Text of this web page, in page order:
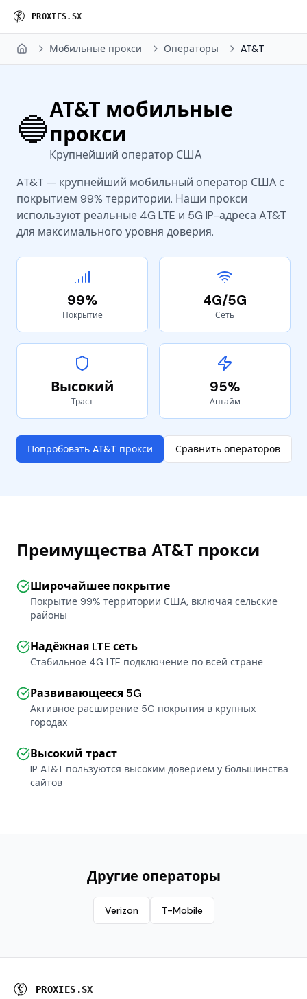
PROXI ES. SX
Home Мобильные прокси Операторы AT&T
🔵AT&T мобильные
прокси
Крупнейший оператор США
AT&T — крупнейший мобильный оператор США с
покрытием 99% территории. Наши прокси
используют реальные 4G LTE и 5G IP-адреса AT&T
для максимального уровня доверия.
99%
Покрытие
4G/5G
Сеть
Высокий
Траст
95%
Аптайм
Попробовать AT&T прокси Сравнить операторов
Преимущества AT&T прокси
Широчайшее покрытие
Покрытие 99% территории США, включая сельские
районы
Надёжная LTE сеть
Стабильное 4G LTE подключение по всей стране
Развивающееся 5G
Активное расширение 5G покрытия в крупных
городах
Высокий траст
IP AT&T пользуются высоким доверием у большинства
сайтов
Другие операторы
Verizon T-Mobile
PROXIES .SX